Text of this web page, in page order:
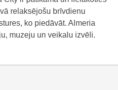
relaksējošu brīvdienu
ko piedāvāt. Almeria
muzeju un veikalu izvēli.